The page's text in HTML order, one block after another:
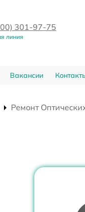
301-97-75
линия
Вакансии
Ремонт